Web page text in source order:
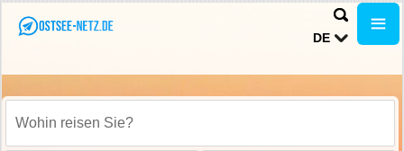
DE
Wohin reisen Sie?